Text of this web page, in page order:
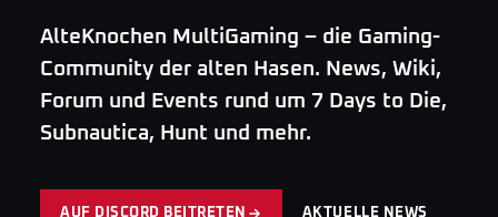
AlteKnochen MultiGaming – die Gaming-
Community der alten Hasen. News, Wiki,
Forum und Events rund um 7 Days to Die,
Subnautica, Hunt und mehr.
AUF DISCORD BEITRETEN AKTUELLE NEWS